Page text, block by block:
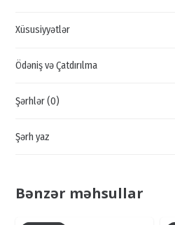
QEYDİCİLƏR
Xüsusiyyətlər
Ödəniş və Çatdırılma
Şərhlər (0)
Şərh yaz
Bənzər məhsullar